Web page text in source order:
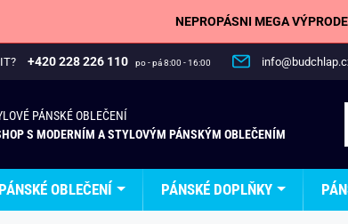
NEPROPÁSNI MEGA
+420 228 226 110 po - pá 8:00 - 16:00
PÁNSKÉ OBLEČENÍ
S MODERNÍM A STYLOVÝM PÁNSKÝM OBLEČENÍM
PÁNSKÉ OBLEČENÍ PÁNSKÉ DOPLŇKY